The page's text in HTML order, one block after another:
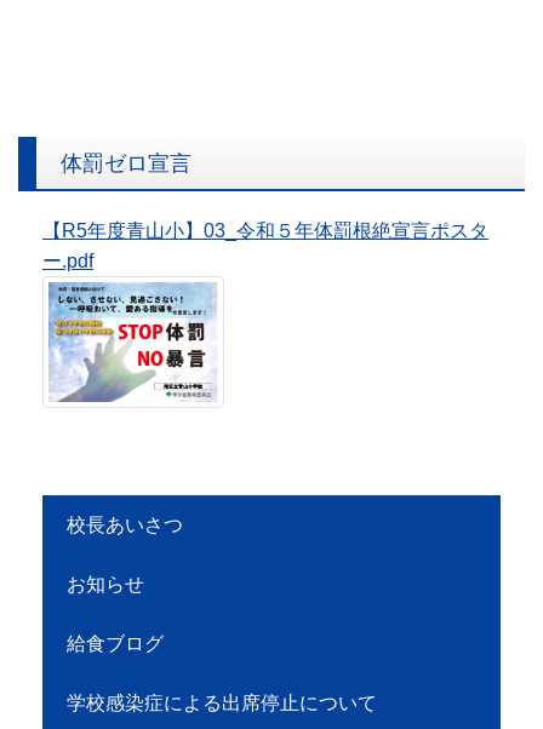
校長あいさつ
お知らせ
給食ブログ
学校感染症による出席停止について
体罰ゼロ宣言
【R5年度青山小】03_令和５年体罰根絶宣言ポスタ
ー.pdf